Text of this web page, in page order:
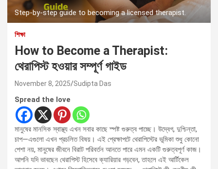
Step-by-step guide to becoming a licensed therapist.
শিক্ষা
How to Become a Therapist:
থেরাপিস্ট হওয়ার সম্পূর্ণ গাইড
November 8, 2025 Sudipta Das
Spread the love
মানুষের মানসিক স্বাস্থ্য এখন সবার কাছে স্পষ্ট গুরুত্ব পাচ্ছে। উদ্বেগ, দুশ্চিন্তা,
চাপ—এগুলো এখন প্রচলিত বিষয়। এই প্রেক্ষাপটে থেরাপিস্টের ভূমিকা শুধু কোনো
পেশা নয়, মানুষের জীবনে বিরাট পরিবর্তন আনতে পারে এমন একটি গুরুত্বপূর্ণ কাজ।
আপনি যদি ভাবছেন থেরাপিস্ট হিসেবে ক্যারিয়ার গড়বেন, তাহলে এই আর্টিকেল